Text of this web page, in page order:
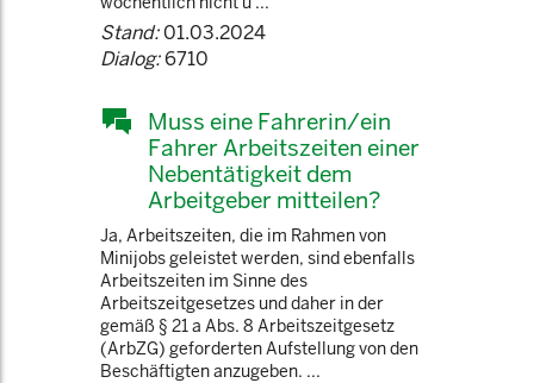
Stand:01.03.2024
Dialog:6710
Muss eine Fahrerin/ein
Fahrer Arbeitszeiten einer
Nebentätigkeit dem
Arbeitgeber mitteilen?
Ja, Arbeitszeiten, die im Rahmen von
Minijobs geleistet werden, sind ebenfalls
Arbeitszeiten im Sinne des
Arbeitszeitgesetzes und daher in der
gemäß § 21 a Abs. 8 Arbeitszeitgesetz
(ArbZG) geforderten Aufstellung von den
Beschäftigten anzugeben. ...